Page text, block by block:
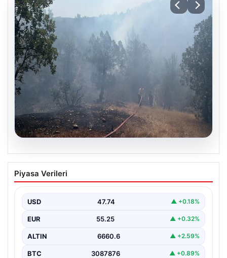
Bursa Büyükorhan’daki orman yangını
başarıyla kontrol altına alındı
geçtiğimiz saatlerde meydana gelen büyük orman
yangını, yerel…
Piyasa Verileri
USD 47.74 ▲ +0.18%
EUR 55.25 ▲ +0.32%
ALTIN 6660.6 ▲ +2.59%
BTC 3087876 ▲ +0.89%